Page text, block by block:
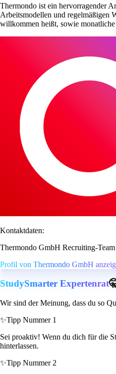
Thermondo ist ein hervorragender
Arbeitsmodellen und regelmäßigen
willkommen heißt, sowie
Kontaktdaten:
Thermondo GmbH Recruiting-Team
Profil von Thermondo GmbH
StudySmarter Expertenrat
Wir sind der Meinung, dass du so
✨Tipp Nummer 1
Sei proaktiv! Wenn du dich für die
hinterlassen.
✨Tipp Nummer 2